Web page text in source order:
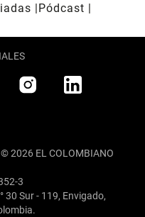
Pódcast
© 2026 EL COLOMBIANO
3
30 Sur - 119, Envigado,